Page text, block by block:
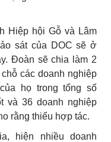
Hiệp hội Gỗ và Lâm
sát của DOC sẽ ở
Đoàn sẽ chia làm 2
các doanh nghiệp
họ trong tổng số
và 36 doanh nghiệp
rằng thiếu hợp tác.
hiện nhiều doanh